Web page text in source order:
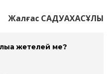
Жалғас САДУАХАСҰЛЫ
жетелей ме?